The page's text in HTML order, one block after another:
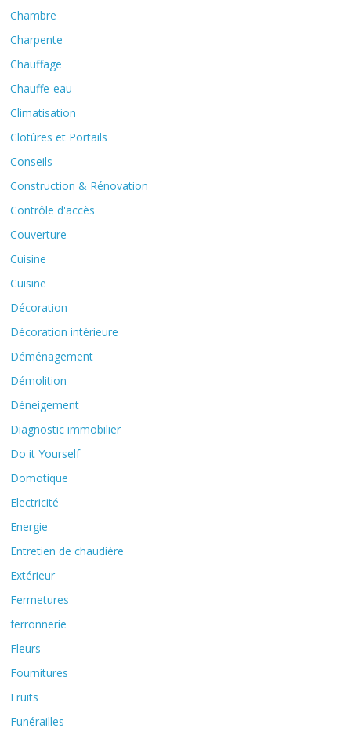
Chambre
Charpente
Chauffage
Chauffe-eau
Climatisation
Clotûres et Portails
Conseils
Construction & Rénovation
Contrôle d'accès
Couverture
Cuisine
Cuisine
Décoration
Décoration intérieure
Déménagement
Démolition
Déneigement
Diagnostic immobilier
Do it Yourself
Domotique
Electricité
Energie
Entretien de chaudière
Extérieur
Fermetures
ferronnerie
Fleurs
Fournitures
Fruits
Funérailles